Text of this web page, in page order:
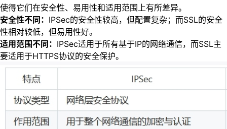
使得它们在安全性、易用性和适用范围上有所差异。
安全性不同： IPSec的安全性较高，但配置复杂；而SSL的安全
性相对较低，但易用性好。
适用范围不同： IPSec适用于所有基于IP的网络通信，而SSL主
要适用于HTTPS协议的安全保护。